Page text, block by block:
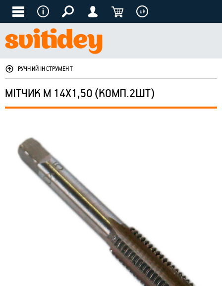
uk
РУЧНИЙ ІНСТРУМЕНТ
МІТЧИК М 14Х1,50 (КОМП.2ШТ)